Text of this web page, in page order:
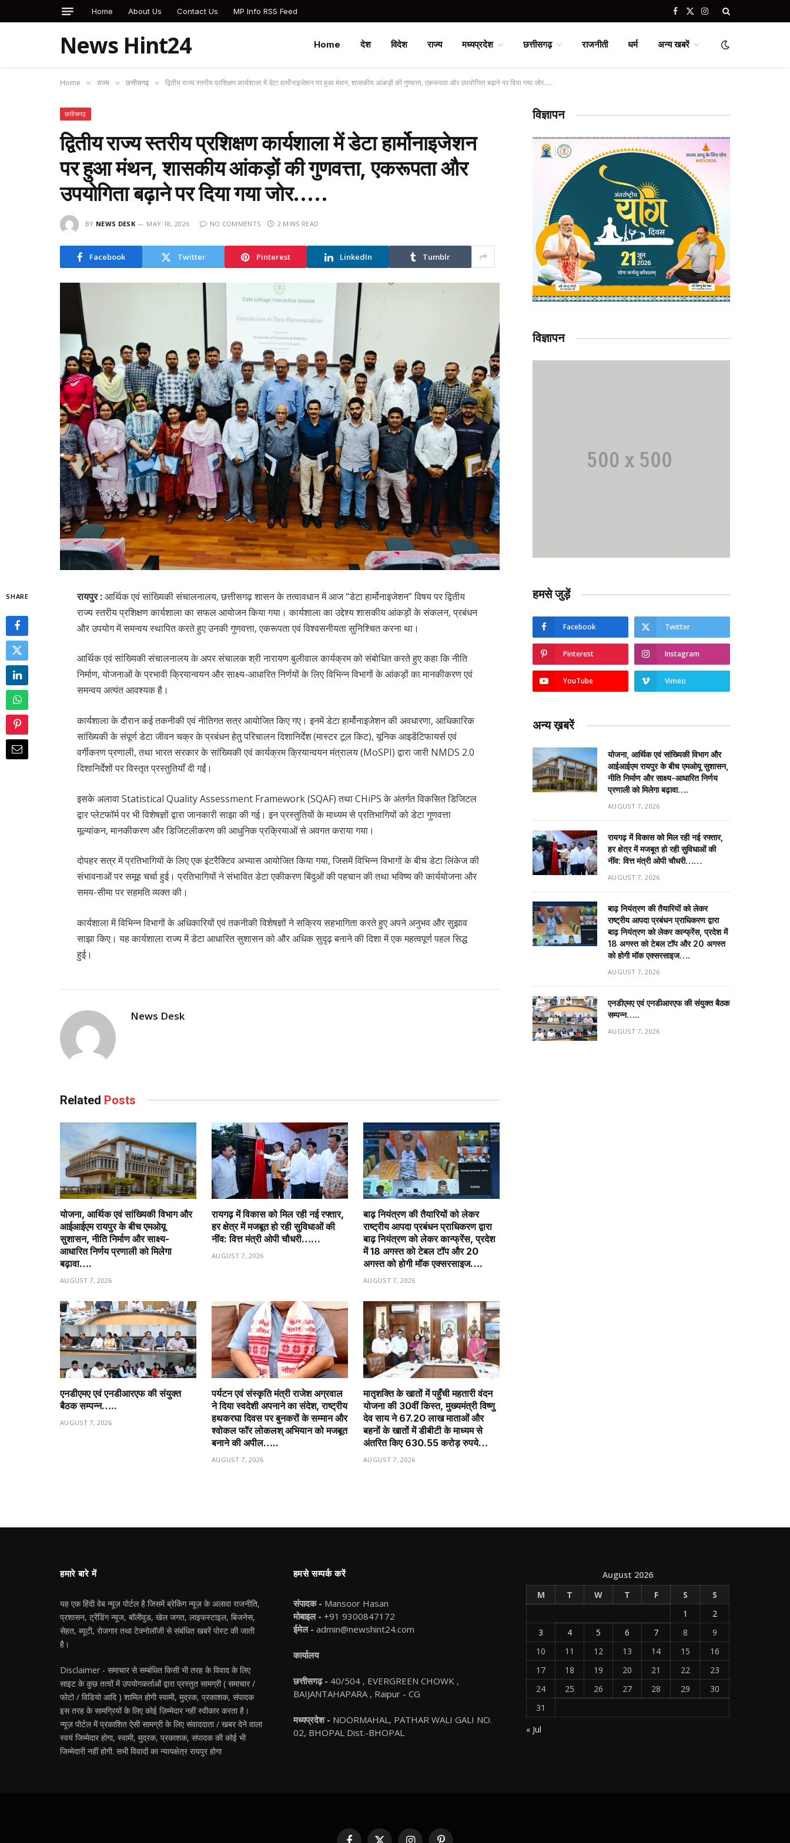
Home About Us Contact Us MP Info RSS Feed Facebook
X
Instagram
News Hint24 Home देश विदेश राज्य मध्यप्रदेश छत्तीसगढ़ राजनीती धर्म अन्य खबरें
Home » राज्य » छत्तीसगढ़ » द्वितीय राज्य स्तरीय प्रशिक्षण कार्यशाला में डेटा हार्मोनाइजेशन पर हुआ मंथन, शासकीय आंकड़ों की गुणवत्ता, एकरूपता और उपयोगिता बढ़ाने पर दिया गया जोर…..
छत्तीसगढ़
द्वितीय राज्य स्तरीय प्रशिक्षण कार्यशाला में डेटा हार्मोनाइजेशन
पर हुआ मंथन, शासकीय आंकड़ों की गुणवत्ता, एकरूपता और
उपयोगिता बढ़ाने पर दिया गया जोर…..
BY NEWS DESK MAY 18, 2026 NO COMMENTS 2 MINS READ
Facebook Twitter Pinterest LinkedIn Tumblr
SHARE रायपुर :आर्थिक एवं सांख्यिकी संचालनालय, छत्तीसगढ़ शासन के तत्वावधान में आज “डेटा हार्मोनाइजेशन” विषय पर द्वितीय
राज्य स्तरीय प्रशिक्षण कार्यशाला का सफल आयोजन किया गया। कार्यशाला का उद्देश्य शासकीय आंकड़ों के संकलन, प्रबंधन
और उपयोग में समन्वय स्थापित करते हुए उनकी गुणवत्ता, एकरूपता एवं विश्वसनीयता सुनिश्चित करना था।
आर्थिक एवं सांख्यिकी संचालनालय के अपर संचालक श्री नारायण बुलीवाल कार्यक्रम को संबोधित करते हुए कहा कि नीति
निर्माण, योजनाओं के प्रभावी क्रियान्वयन और साक्ष्य-आधारित निर्णयों के लिए विभिन्न विभागों के आंकड़ों का मानकीकरण एवं
समन्वय अत्यंत आवश्यक है।
कार्यशाला के दौरान कई तकनीकी एवं नीतिगत सत्र आयोजित किए गए। इनमें डेटा हार्मोनाइजेशन की अवधारणा, आधिकारिक
सांख्यिकी के संपूर्ण डेटा जीवन चक्र के प्रबंधन हेतु परिचालन दिशानिर्देश (मास्टर टूल किट), यूनिक आइडेंटिफायर्स एवं
वर्गीकरण प्रणाली, तथा भारत सरकार के सांख्यिकी एवं कार्यक्रम क्रियान्वयन मंत्रालय (MoSPI) द्वारा जारी NMDS 2.0
दिशानिर्देशों पर विस्तृत प्रस्तुतियाँ दी गईं।
इसके अलावा Statistical Quality Assessment Framework (SQAF) तथा CHiPS के अंतर्गत विकसित डिजिटल
द्वार प्लेटफॉर्म पर भी विशेषज्ञों द्वारा जानकारी साझा की गई। इन प्रस्तुतियों के माध्यम से प्रतिभागियों को डेटा गुणवत्ता
मूल्यांकन, मानकीकरण और डिजिटलीकरण की आधुनिक प्रक्रियाओं से अवगत कराया गया।
दोपहर सत्र में प्रतिभागियों के लिए एक इंटरैक्टिव अभ्यास आयोजित किया गया, जिसमें विभिन्न विभागों के बीच डेटा लिंकेज की
संभावनाओं पर समूह चर्चा हुई। प्रतिभागियों ने संभावित डेटा एकीकरण बिंदुओं की पहचान की तथा भविष्य की कार्ययोजना और
समय-सीमा पर सहमति व्यक्त की।
कार्यशाला में विभिन्न विभागों के अधिकारियों एवं तकनीकी विशेषज्ञों ने सक्रिय सहभागिता करते हुए अपने अनुभव और सुझाव
साझा किए। यह कार्यशाला राज्य में डेटा आधारित सुशासन को और अधिक सुदृढ़ बनाने की दिशा में एक महत्वपूर्ण पहल सिद्ध
हुई।
News Desk
Related Posts
योजना, आर्थिक एवं सांख्यिकी विभाग और
आईआईएम रायपुर के बीच एमओयू
सुशासन, नीति निर्माण और साक्ष्य-
आधारित निर्णय प्रणाली को मिलेगा
बढ़ावा….
AUGUST 7, 2026
रायगढ़ में विकास को मिल रही नई रफ्तार,
हर क्षेत्र में मजबूत हो रही सुविधाओं की
नींव: वित्त मंत्री ओपी चौधरी……
AUGUST 7, 2026
बाढ़ नियंत्रण की तैयारियों को लेकर
राष्ट्रीय आपदा प्रबंधन प्राधिकरण द्वारा
बाढ़ नियंत्रण को लेकर कान्फ्रेंस, प्रदेश
में 18 अगस्त को टेबल टॉप और 20
अगस्त को होगी मॉक एक्सरसाइज….
AUGUST 7, 2026
एनडीएमए एवं एनडीआरएफ की संयुक्त
बैठक सम्पन्न…..
AUGUST 7, 2026
पर्यटन एवं संस्कृति मंत्री राजेश अग्रवाल
ने दिया स्वदेशी अपनाने का संदेश, राष्ट्रीय
हथकरघा दिवस पर बुनकरों के सम्मान और
श्वोकल फॉर लोकलश् अभियान को मजबूत
बनाने की अपील…..
AUGUST 7, 2026
मातृशक्ति के खातों में पहुँची महतारी वंदन
योजना की 30वीं किस्त, मुख्यमंत्री विष्णु
देव साय ने 67.20 लाख माताओं और
बहनों के खातों में डीबीटी के माध्यम से
अंतरित किए 630.55 करोड़ रुपये…
AUGUST 7, 2026
विज्ञापन
विज्ञापन
हमसे जुड़ें
Facebook Twitter
Pinterest Instagram
YouTube Vimeo
अन्य ख़बरें
योजना, आर्थिक एवं सांख्यिकी विभाग और
आईआईएम रायपुर के बीच एमओयू सुशासन,
नीति निर्माण और साक्ष्य-आधारित निर्णय
प्रणाली को मिलेगा बढ़ावा….
AUGUST 7, 2026
रायगढ़ में विकास को मिल रही नई रफ्तार,
हर क्षेत्र में मजबूत हो रही सुविधाओं की
नींव: वित्त मंत्री ओपी चौधरी……
AUGUST 7, 2026
बाढ़ नियंत्रण की तैयारियों को लेकर
राष्ट्रीय आपदा प्रबंधन प्राधिकरण द्वारा
बाढ़ नियंत्रण को लेकर कान्फ्रेंस, प्रदेश में
18 अगस्त को टेबल टॉप और 20 अगस्त
को होगी मॉक एक्सरसाइज….
AUGUST 7, 2026
एनडीएमए एवं एनडीआरएफ की संयुक्त बैठक
सम्पन्न…..
AUGUST 7, 2026
हमारे बारे में
यह एक हिंदी वेब न्यूज़ पोर्टल है जिसमें ब्रेकिंग न्यूज़ के अलावा राजनीति,
प्रशासन, ट्रेंडिंग न्यूज, बॉलीवुड, खेल जगत, लाइफस्टाइल, बिजनेस,
सेहत, ब्यूटी, रोजगार तथा टेक्नोलॉजी से संबंधित खबरें पोस्ट की जाती
है।
Disclaimer - समाचार से सम्बंधित किसी भी तरह के विवाद के लिए
साइट के कुछ तत्वों में उपयोगकर्ताओं द्वारा प्रस्तुत सामग्री ( समाचार /
फोटो / विडियो आदि ) शामिल होगी स्वामी, मुद्रक, प्रकाशक, संपादक
इस तरह के सामग्रियों के लिए कोई ज़िम्मेदार नहीं स्वीकार करता है।
न्यूज़ पोर्टल में प्रकाशित ऐसी सामग्री के लिए संवाददाता / खबर देने वाला
स्वयं जिम्मेदार होगा, स्वामी, मुद्रक, प्रकाशक, संपादक की कोई भी
जिम्मेदारी नहीं होगी. सभी विवादों का न्यायक्षेत्र रायपुर होगा
हमसे सम्पर्क करें
संपादक - Mansoor Hasan
मोबाइल - +91 9300847172
ईमेल - admin@newshint24.com
कार्यालय
छत्तीसगढ़ - 40/504 , EVERGREEN CHOWK ,
BAIJANTAHAPARA , Raipur - CG
मध्यप्रदेश - NOORMAHAL, PATHAR WALI GALI NO.
02, BHOPAL Dist.-BHOPAL
August 2026
M
T W T F S
S
1
2
3
4 5 6 7 8
9
10
11 12 13 14 15
16
17
18 19 20 21 22
23
24
25 26 27 28 29
30
31
« Jul